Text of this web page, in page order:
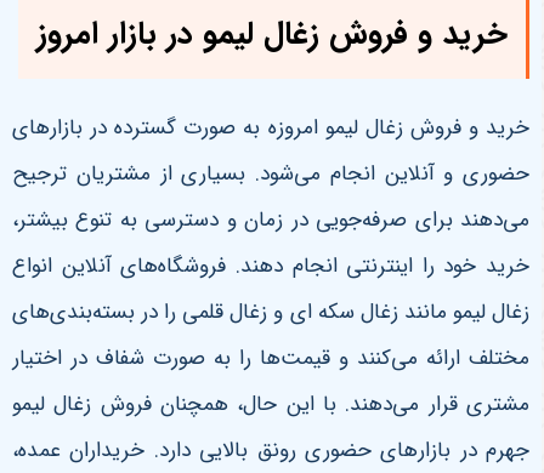
خرید و فروش زغال لیمو در بازار امروز
خرید و فروش زغال لیمو امروزه به صورت گسترده در بازارهای
حضوری و آنلاین انجام می‌شود. بسیاری از مشتریان ترجیح
می‌دهند برای صرفه‌جویی در زمان و دسترسی به تنوع بیشتر،
خرید خود را اینترنتی انجام دهند. فروشگاه‌های آنلاین انواع
زغال لیمو مانند زغال سکه ای و زغال قلمی را در بسته‌بندی‌های
مختلف ارائه می‌کنند و قیمت‌ها را به صورت شفاف در اختیار
مشتری قرار می‌دهند. با این حال، همچنان فروش زغال لیمو
جهرم در بازارهای حضوری رونق بالایی دارد. خریداران عمده،